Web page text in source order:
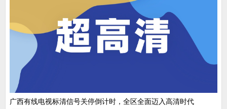
广西有线电视标清信号关停倒计时，全区全面迈入高清时代